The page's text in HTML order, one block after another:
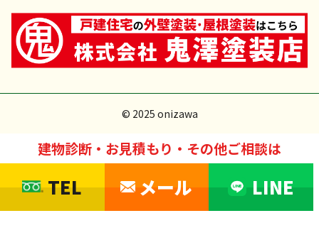
© 2025 onizawa
建物診断・お見積もり・その他ご相談は
TEL メール LINE